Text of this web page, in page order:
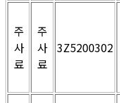
주
사
료
주
사
료
3Z5200302